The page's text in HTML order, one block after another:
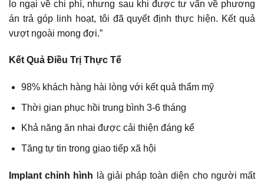
lo ngại về chi phí, nhưng sau khi được tư vấn về phương
án trả góp linh hoạt, tôi đã quyết định thực hiện. Kết quả
vượt ngoài mong đợi.”
Kết Quả Điều Trị Thực Tế
98% khách hàng hài lòng với kết quả thẩm mỹ
Thời gian phục hồi trung bình 3-6 tháng
Khả năng ăn nhai được cải thiện đáng kể
Tăng tự tin trong giao tiếp xã hội
Implant chỉnh hình là giải pháp toàn diện cho người mất